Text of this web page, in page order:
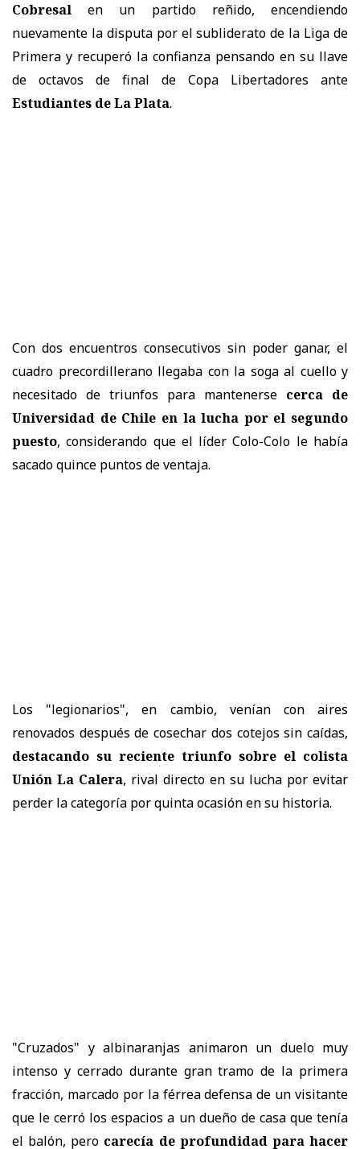
Cobresal en un partido reñido, encendiendo
nuevamente la disputa por el subliderato de la Liga de
Primera y recuperó la confianza pensando en su llave
de octavos de final de Copa Libertadores ante
Estudiantes de La Plata.
Con dos encuentros consecutivos sin poder ganar, el
cuadro precordillerano llegaba con la soga al cuello y
necesitado de triunfos para mantenerse cerca de
Universidad de Chile en la lucha por el segundo
puesto, considerando que el líder Colo-Colo le había
sacado quince puntos de ventaja.
Los "legionarios", en cambio, venían con aires
renovados después de cosechar dos cotejos sin caídas,
destacando su reciente triunfo sobre el colista
Unión La Calera, rival directo en su lucha por evitar
perder la categoría por quinta ocasión en su historia.
"Cruzados" y albinaranjas animaron un duelo muy
intenso y cerrado durante gran tramo de la primera
fracción, marcado por la férrea defensa de un visitante
que le cerró los espacios a un dueño de casa que tenía
el balón, pero carecía de profundidad para hacer